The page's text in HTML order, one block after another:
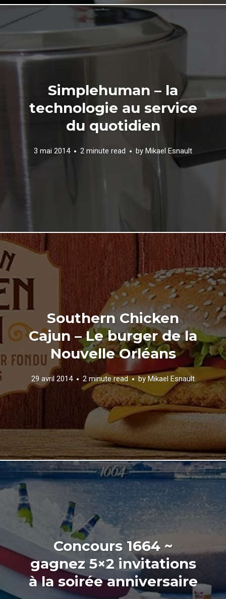
Simplehuman – la
technologie au service
du quotidien
3 mai 2014 2 minute read by Mikael Esnault
Southern Chicken
Cajun – Le burger de la
Nouvelle Orléans
29 avril 2014 2 minute read by Mikael Esnault
Concours 1664 ~
gagnez 5×2 invitations
à la soirée anniversaire